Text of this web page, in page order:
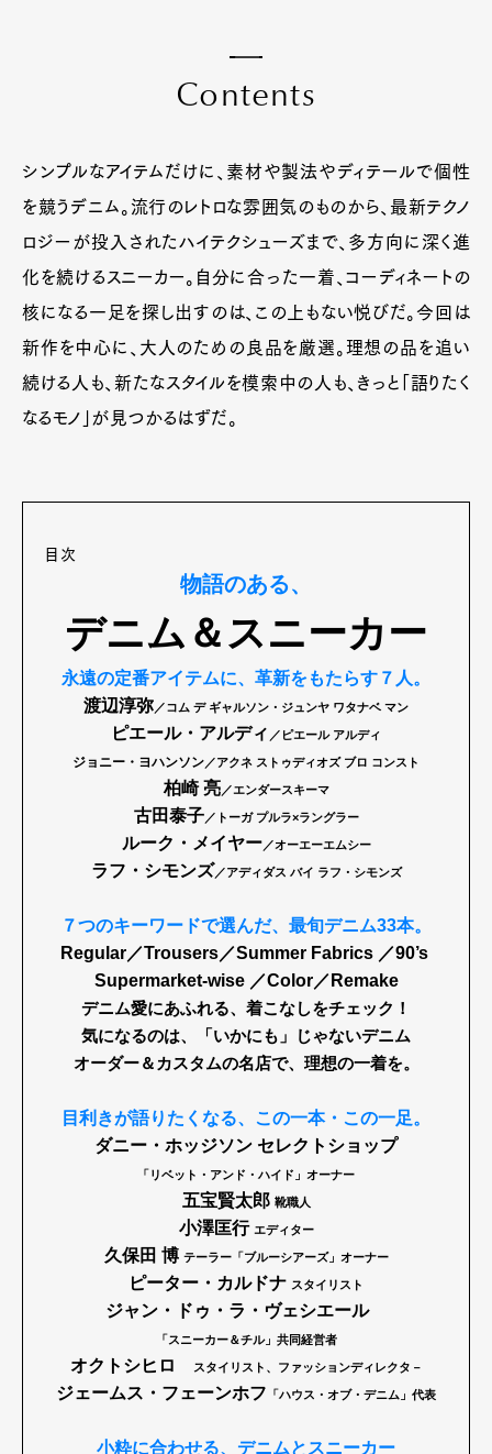
Contents
シンプルなアイテムだけに、素材や製法やディテールで個性
を競うデニム。流行のレトロな雰囲気のものから、最新テクノ
ロジーが投入されたハイテクシューズまで、多方向に深く進
化を続けるスニーカー。自分に合った一着、コーディネートの
核になる一足を探し出すのは、この上もない悦びだ。今回は
新作を中心に、大人のための良品を厳選。理想の品を追い
続ける人も、新たなスタイルを模索中の人も、きっと「語りたく
なるモノ」が見つかるはずだ。
目次
物語のある、
デニム＆スニーカー
永遠の定番アイテムに、 革新をもたらす７人。
渡辺淳弥／コム デ ギャルソン・ジュンヤ ワタナベ マン
ピエール・アルディ ／ピエール アルディ
ジョニー・ヨハンソン／アクネ ストゥディオズ ブロ コンスト
柏崎 亮／エンダースキーマ
古田泰子／トーガ プルラ×ラングラー
ルーク・メイヤー／オーエーエムシー
ラフ・シモンズ ／アディダス バイ ラフ・シモンズ
７つのキーワードで選んだ、 最旬デニム33本。
Regular／Trousers／Summer Fabrics ／90’s
Supermarket-wise ／Color／Remake
デニム愛にあふれる、着こなしをチェック！
気になるのは、「いかにも」じゃないデニム
オーダー＆カスタムの名店で、 理想の一着を。
目利きが語りたくなる、 この一本・この一足。
ダニー・ホッジソン セレクトショップ
「リベット・アンド・ハイド」オーナー
五宝賢太郎 靴職人
小澤匡行 エディター
久保田 博 テーラー「ブルーシアーズ」オーナー
ピーター・カルドナ スタイリスト
ジャン・ドゥ・ラ・ヴェシエール
「スニーカー＆チル」共同経営者
オクトシヒロ スタイリスト、ファッションディレクタ－
ジェームス・フェーンホフ 「ハウス・オブ・デニム」代表
小粋に合わせる、デニムとスニーカー